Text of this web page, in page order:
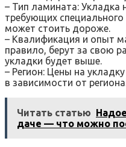
– Тип ламината: Укладка
требующих
может стоить дороже.
– Квалификация и опыт
правило, берут за свою
укладки будет выше.
– Регион: Цены на
в зависимости от
Читать статью
даче — что можно